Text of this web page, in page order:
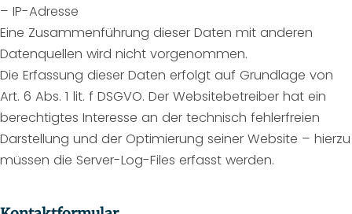
– IP-Adresse
Eine Zusammenführung dieser Daten mit anderen
Datenquellen wird nicht vorgenommen.
Die Erfassung dieser Daten erfolgt auf Grundlage von
Art. 6 Abs. 1 lit. f DSGVO. Der Websitebetreiber hat ein
berechtigtes Interesse an der technisch fehlerfreien
Darstellung und der Optimierung seiner Website – hierzu
müssen die Server-Log-Files erfasst werden.